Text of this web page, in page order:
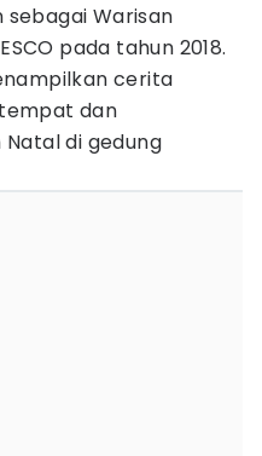
Warisan
pada tahun 2018.
cerita
dan
di gedung